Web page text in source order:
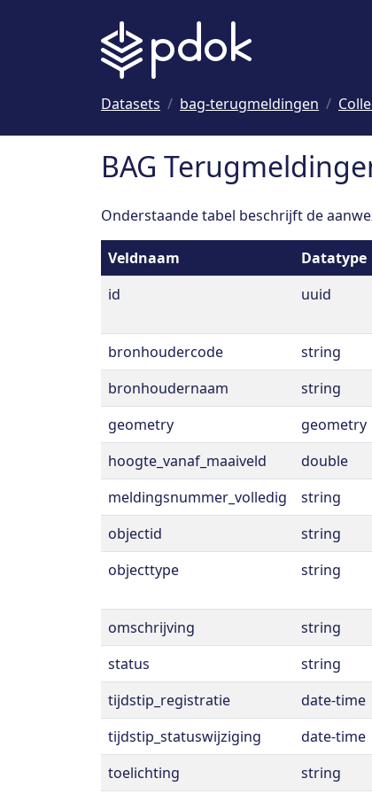
Datasets bag-terugmeldingen
BAG
Onderstaande tabel beschrijft de
Veldnaam Datatype
id
uuid
bronhoudercode
string
bronhoudernaam
string
geometry
geometry
hoogte_vanaf_maaiveld
double
meldingsnummer_volledig
string
objectid
string
objecttype
string
omschrijving
string
status
string
tijdstip_registratie
date-time
tijdstip_statuswijziging
date-time
toelichting
string